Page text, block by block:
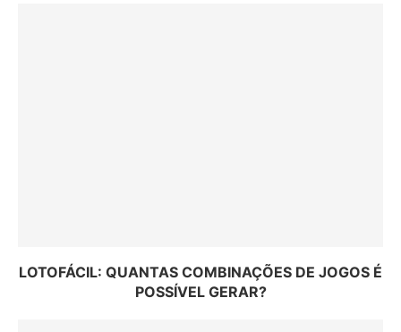
LOTOFÁCIL: QUANTAS COMBINAÇÕES DE JOGOS É
POSSÍVEL GERAR?